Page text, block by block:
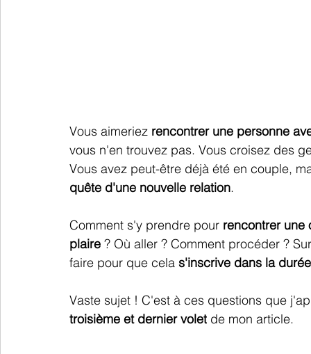
Vous aimeriez rencontrer une personne
vous n'en trouvez pas. Vous croisez des
Vous avez peut-être déjà été en couple,
quête d'une nouvelle relation.
Comment s'y prendre pour rencontrer une
plaire ? Où aller ? Comment procéder ?
faire pour que cela s'inscrive dans la durée
Vaste sujet ! C'est à ces questions que
troisième et dernier volet de mon article.